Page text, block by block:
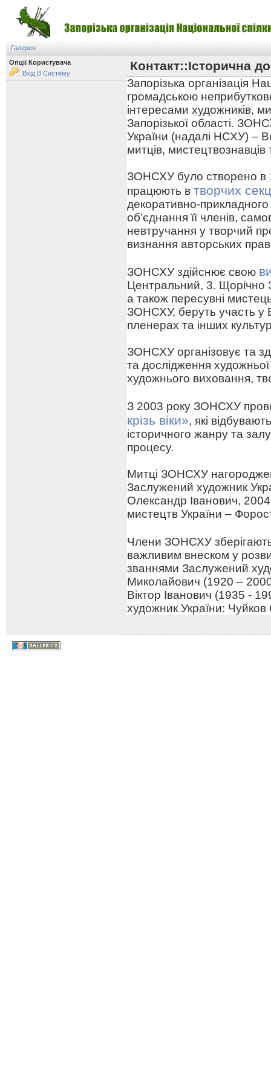
Галерея
Опції Користувача
Вхід В Систему
Контакт::Історична
Запорізька організація
громадською
інтересами художників,
Запорізької області.
України (надалі НСХУ) –
митців,
ЗОНСХУ було створено в
працюють в творчих
декоративно-
об’єднання її членів,
невтручання у творчий
визнання авторських
ЗОНСХУ здійснює свою
Центральний, 3. Щорічно
а також пересувні
ЗОНСХУ, беруть участь у
пленерах та інших
ЗОНСХУ організовує та
та дослідження
художнього виховання,
З 2003 року ЗОНСХУ
крізь віки», які
історичного жанру та
процесу.
Митці ЗОНСХУ
Заслужений художник
Олександр Іванович,
мистецтв України –
Члени ЗОНСХУ
важливим внеском у
званнями Заслужений
Миколайович (1920 –
Віктор Іванович (1935 -
художник України: